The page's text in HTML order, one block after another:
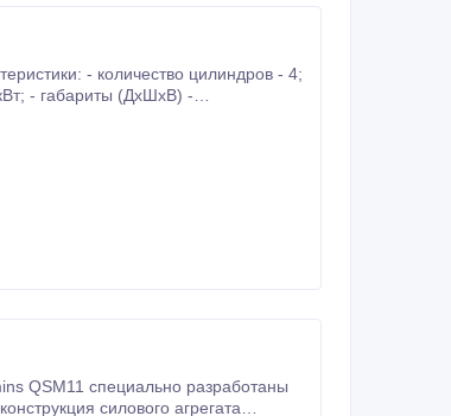
силового агрегата